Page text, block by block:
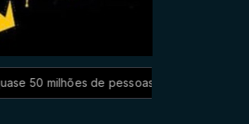
à fome aguda Cirurgias plásticas